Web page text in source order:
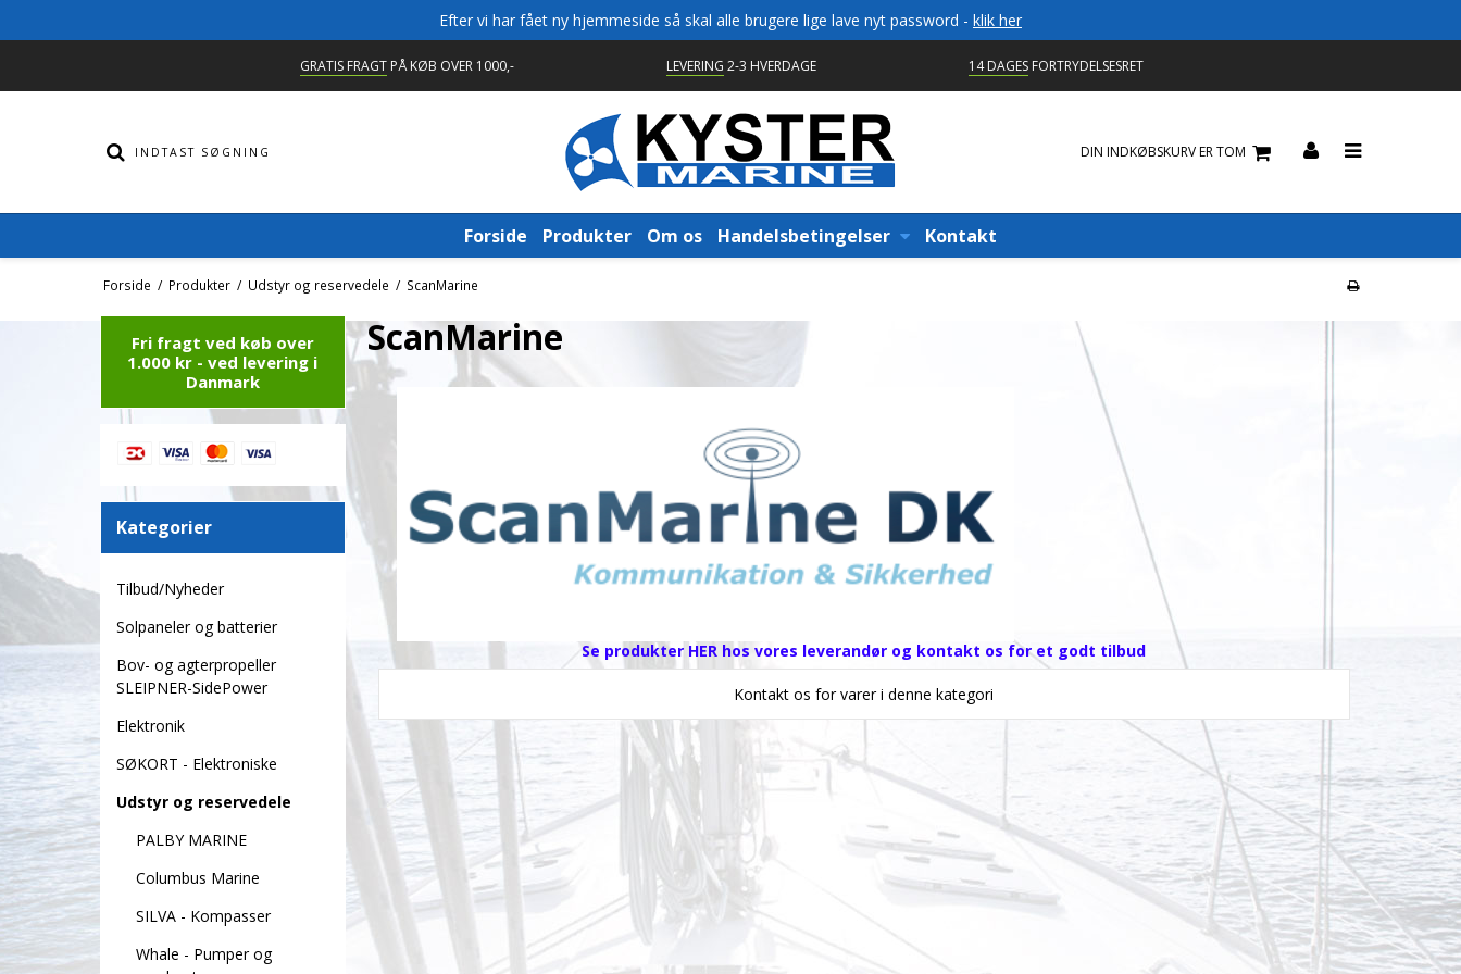
Efter vi har fået ny hjemmeside så skal alle brugere lige lave nyt password - klik her
GRATIS FRAGTPÅ KØB OVER 1000,- LEVERING 2-3 HVERDAGE 14 DAGESFORTRYDELSESRET
DIN INDKØBSKURV ER TOM
Forside Produkter Om os Handelsbetingelser Kontakt
Forside / Produkter / Udstyr og reservedele / ScanMarine
Fri fragt ved køb over
1.000 kr - ved levering i
Danmark
Kategorier
Tilbud/Nyheder
Solpaneler og batterier
Bov- og agterpropeller
SLEIPNER-SidePower
Elektronik
SØKORT - Elektroniske
Udstyr og reservedele
PALBY MARINE
Columbus Marine
SILVA - Kompasser
Whale - Pumper og
ScanMarine
Se produkter HER hos vores leverandør og kontakt os for et godt tilbud
Kontakt os for varer i denne kategori